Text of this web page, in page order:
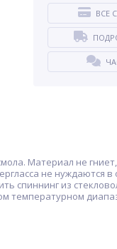
ВСЕ
Материал не
не нуждаются в
спиннинг из